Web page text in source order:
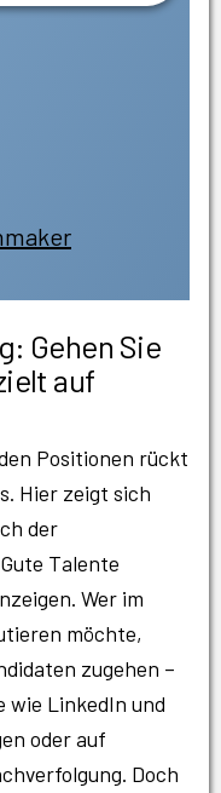
Gehen Sie
auf
Positionen rückt
Hier zeigt sich
der
Talente
Wer im
möchte,
zugehen –
wie LinkedIn und
oder auf
Doch